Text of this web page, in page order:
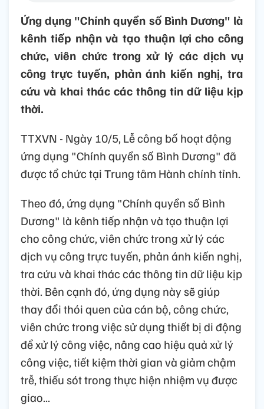
Ứng dụng "Chính quyền số Bình Dương" là
kênh tiếp nhận và tạo thuận lợi cho công
chức, viên chức trong xử lý các dịch vụ
công trực tuyến, phản ánh kiến nghị, tra
cứu và khai thác các thông tin dữ liệu kịp
thời.
TTXVN - Ngày 10/5, Lễ công bố hoạt động
ứng dụng "Chính quyền số Bình Dương" đã
được tổ chức tại Trung tâm Hành chính tỉnh.
Theo đó, ứng dụng "Chính quyền số Bình
Dương" là kênh tiếp nhận và tạo thuận lợi
cho công chức, viên chức trong xử lý các
dịch vụ công trực tuyến, phản ánh kiến nghị,
tra cứu và khai thác các thông tin dữ liệu kịp
thời. Bên cạnh đó, ứng dụng này sẽ giúp
thay đổi thói quen của cán bộ, công chức,
viên chức trong việc sử dụng thiết bị di động
để xử lý công việc, nâng cao hiệu quả xử lý
công việc, tiết kiệm thời gian và giảm chậm
trễ, thiếu sót trong thực hiện nhiệm vụ được
giao...